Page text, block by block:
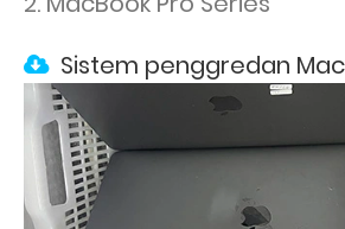
Sistem penggredan